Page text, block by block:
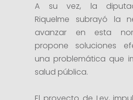
A su vez, la
Riquelme subrayó la
avanzar en esta
propone soluciones
una problemática que
salud pública.